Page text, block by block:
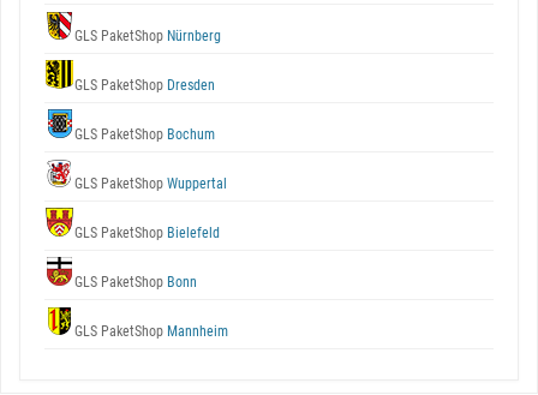
GLS PaketShop Nürnberg
GLS PaketShop Dresden
GLS PaketShop Bochum
GLS PaketShop Wuppertal
GLS PaketShop Bielefeld
GLS PaketShop Bonn
GLS PaketShop Mannheim